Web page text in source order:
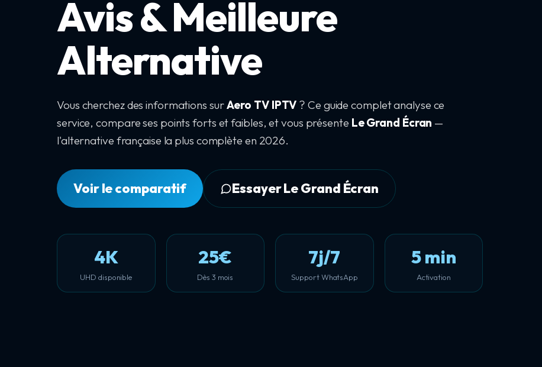
Avis & Meilleure
Alternative
Vous cherchez des informations surAero TV IPTV ? Ce guide complet analyse ce
service, compare ses points forts et faibles, et vous présente Le Grand Écran —
l'alternative française la plus complète en 2026.
Voir le comparatif Essayer Le Grand Écran
4K
UHD disponible
25€
Dès 3 mois
7j/7
Support WhatsApp
5 min
Activation